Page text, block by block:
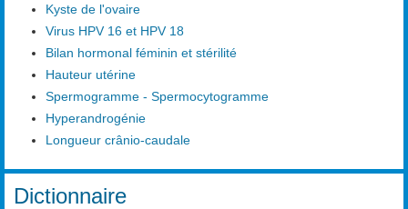
Kyste de l'ovaire
Virus HPV 16 et HPV 18
Bilan hormonal féminin et stérilité
Hauteur utérine
Spermogramme - Spermocytogramme
Hyperandrogénie
Longueur crânio-caudale
Dictionnaire